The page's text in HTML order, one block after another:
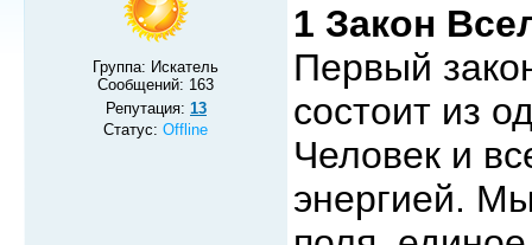
Группа: Искатель
Сообщений: 163
Репутация: 13
Статус:Offline
1 Закон
Первый
состоит из
Человек и
энергией. Мы